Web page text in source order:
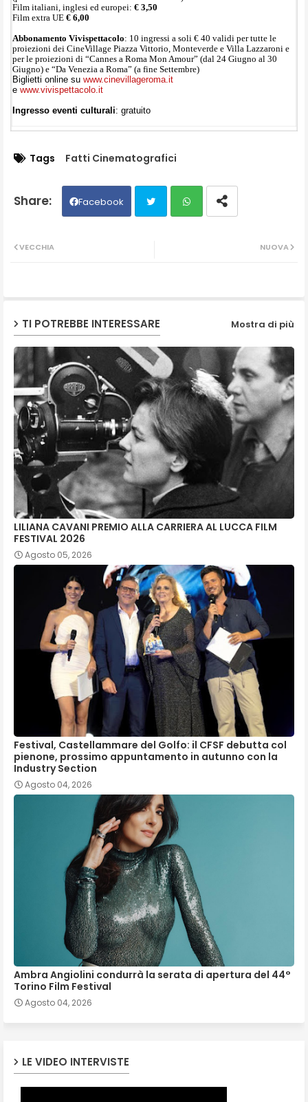
Film italiani, inglesi ed europei: € 3,50
Film extra UE € 6,00
Abbonamento Vivispettacolo: 10 ingressi a soli € 40 validi per tutte le
proiezioni dei CineVillage Piazza Vittorio, Monteverde e Villa Lazzaroni e
per le proiezioni di “Cannes a Roma Mon Amour” (dal 24 Giugno al 30
Giugno) e “Da Venezia a Roma” (a fine Settembre)
Biglietti online su www.cinevillageroma.it
e www.vivispettacolo.it
Ingresso eventi culturali: gratuito
Tags Fatti Cinematografici
Facebook
NUOVA
VECCHIA
TI POTREBBE INTERESSARE Mostra di più
LILIANA CAVANI PREMIO ALLA CARRIERA AL LUCCA FILM
FESTIVAL 2026
Agosto 05, 2026
Festival, Castellammare del Golfo: il CFSF debutta col
pienone, prossimo appuntamento in autunno con la
Industry Section
Agosto 04, 2026
Ambra Angiolini condurrà la serata di apertura del 44°
Torino Film Festival
Agosto 04, 2026
LE VIDEO INTERVISTE